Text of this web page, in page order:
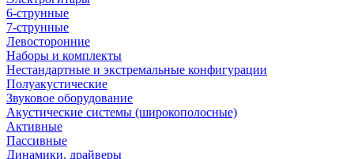
6-струнные
7-струнные
Левосторонние
Наборы и комплекты
Нестандартные и экстремальные конфигурации
Полуакустические
Звуковое оборудование
Акустические системы (широкополосные)
Активные
Пассивные
Динамики, драйверы